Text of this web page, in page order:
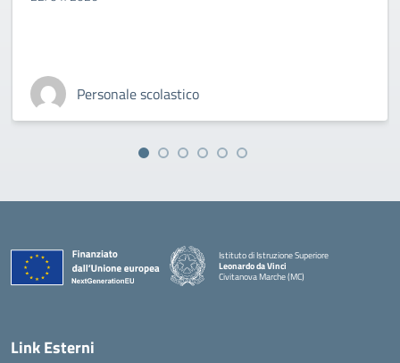
Personale scolastico
Istituto di Istruzione Superiore
Leonardo da Vinci
Civitanova Marche (MC)
Link Esterni